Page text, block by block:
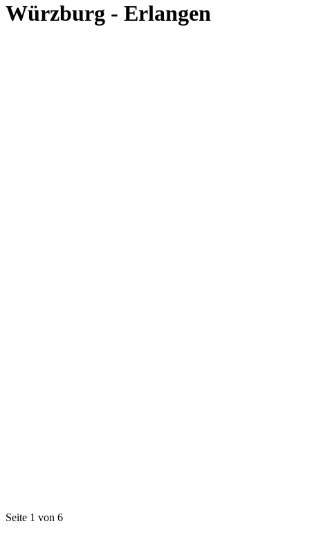
Würzburg - Erlangen
Seite 1 von 6